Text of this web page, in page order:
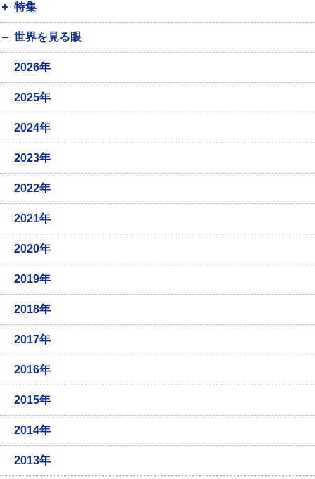
特集
世界を見る眼
2026年
2025年
2024年
2023年
2022年
2021年
2020年
2019年
2018年
2017年
2016年
2015年
2014年
2013年